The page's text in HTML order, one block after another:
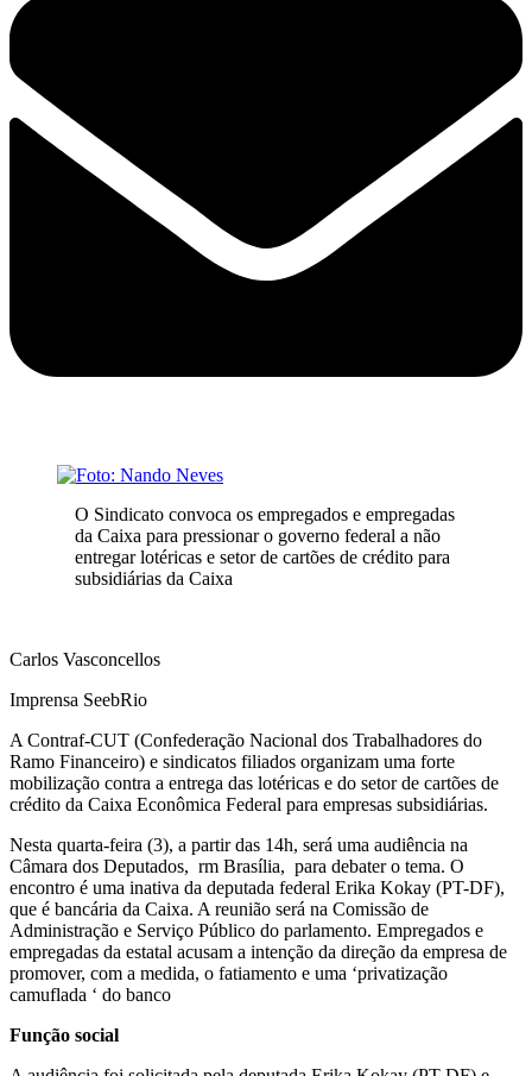
O Sindicato convoca os empregados e empregadas
da Caixa para pressionar o governo federal a não
entregar lotéricas e setor de cartões de crédito para
subsidiárias da Caixa
Carlos Vasconcellos
Imprensa SeebRio
A Contraf-CUT (Confederação Nacional dos Trabalhadores do
Ramo Financeiro) e sindicatos filiados organizam uma forte
mobilização contra a entrega das lotéricas e do setor de cartões de
crédito da Caixa Econômica Federal para empresas subsidiárias.
Nesta quarta-feira (3), a partir das 14h, será uma audiência na
Câmara dos Deputados, rm Brasília, para debater o tema. O
encontro é uma inativa da deputada federal Erika Kokay (PT-DF),
que é bancária da Caixa. A reunião será na Comissão de
Administração e Serviço Público do parlamento. Empregados e
empregadas da estatal acusam a intenção da direção da empresa de
promover, com a medida, o fatiamento e uma ‘privatização
camuflada ‘ do banco
Função social